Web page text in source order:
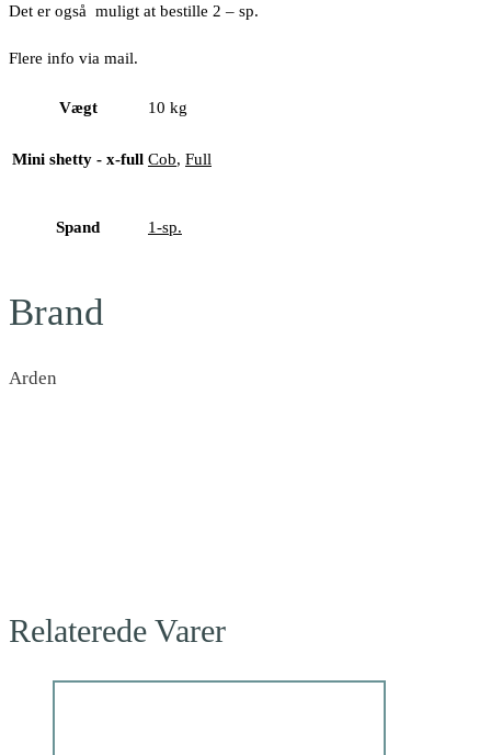
Det er også muligt at bestille 2 – sp.
Flere info via mail.
Vægt 10 kg
Mini shetty - x-full Cob, Full
Spand 1-sp.
Brand
Arden
Relaterede Varer